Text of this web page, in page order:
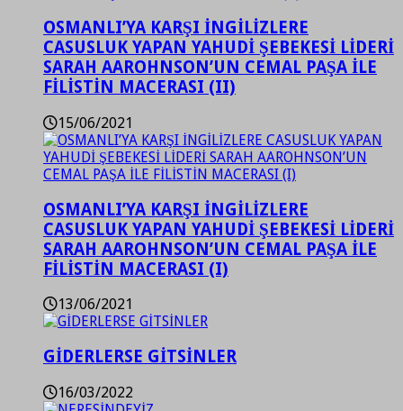
OSMANLI’YA KARŞI İNGİLİZLERE
CASUSLUK YAPAN YAHUDİ ŞEBEKESİ LİDERİ
SARAH AAROHNSON’UN CEMAL PAŞA İLE
FİLİSTİN MACERASI (II)
15/06/2021
OSMANLI’YA KARŞI İNGİLİZLERE
CASUSLUK YAPAN YAHUDİ ŞEBEKESİ LİDERİ
SARAH AAROHNSON’UN CEMAL PAŞA İLE
FİLİSTİN MACERASI (I)
13/06/2021
GİDERLERSE GİTSİNLER
16/03/2022